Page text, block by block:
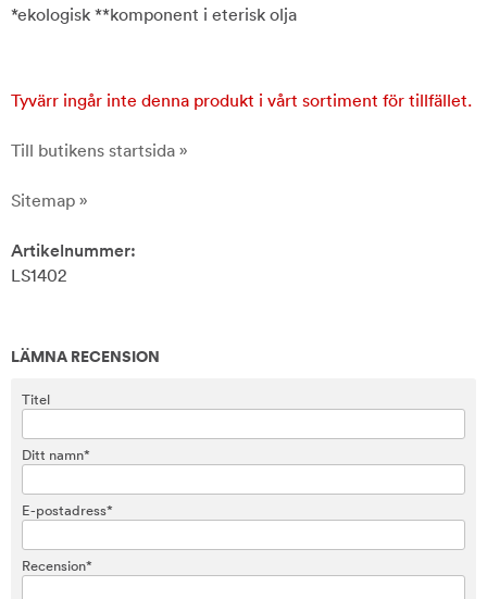
*ekologisk **komponent i eterisk olja
Tyvärr ingår inte denna produkt i vårt sortiment för tillfället.
Till butikens startsida »
Sitemap »
Artikelnummer:
LS1402
LÄMNA RECENSION
Titel
Ditt namn*
E-postadress*
Recension*